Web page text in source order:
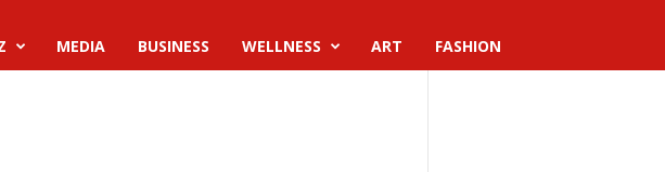
MEDIA BUSINESS WELLNESS ART FASHION